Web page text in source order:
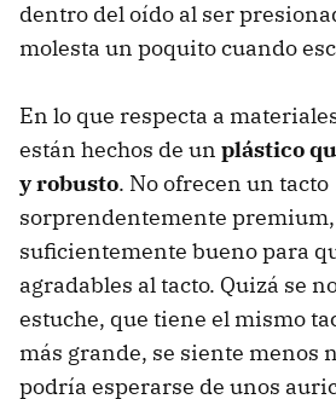
dentro del oído al ser
molesta un poquito cuando
En lo que respecta a
están hechos de un plástico
y robusto. No ofrecen un tacto
sorprendentemente
suficientemente bueno para
agradables al tacto. Quizá se
estuche, que tiene el mismo
más grande, se siente menos
podría esperarse de unos